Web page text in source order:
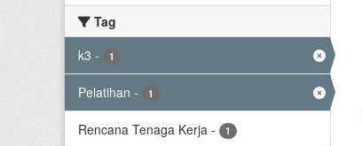
Tag
k3 - 1
Pelatihan - 1
Rencana Tenaga Kerja - 1